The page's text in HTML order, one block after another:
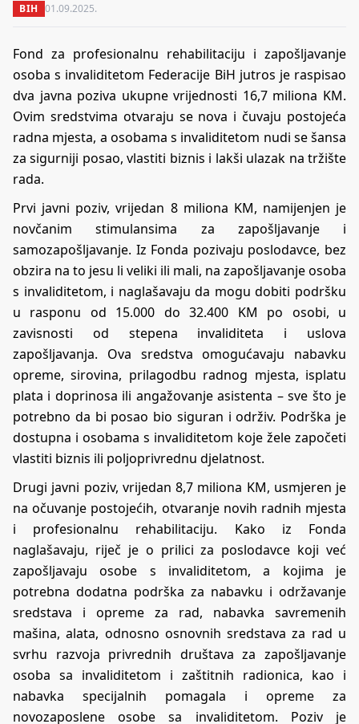
BIH 01.09.2025.
Fond za profesionalnu rehabilitaciju i zapošljavanje
osoba s invaliditetom Federacije BiH jutros je raspisao
dva javna poziva ukupne vrijednosti 16,7 miliona KM.
Ovim sredstvima otvaraju se nova i čuvaju postojeća
radna mjesta, a osobama s invaliditetom nudi se šansa
za sigurniji posao, vlastiti biznis i lakši ulazak na tržište
rada.
Prvi javni poziv, vrijedan 8 miliona KM, namijenjen je
novčanim stimulansima za zapošljavanje i
samozapošljavanje. Iz Fonda pozivaju poslodavce, bez
obzira na to jesu li veliki ili mali, na zapošljavanje osoba
s invaliditetom, i naglašavaju da mogu dobiti podršku
u rasponu od 15.000 do 32.400 KM po osobi, u
zavisnosti od stepena invaliditeta i uslova
zapošljavanja. Ova sredstva omogućavaju nabavku
opreme, sirovina, prilagodbu radnog mjesta, isplatu
plata i doprinosa ili angažovanje asistenta – sve što je
potrebno da bi posao bio siguran i održiv. Podrška je
dostupna i osobama s invaliditetom koje žele započeti
vlastiti biznis ili poljoprivrednu djelatnost.
Drugi javni poziv, vrijedan 8,7 miliona KM, usmjeren je
na očuvanje postojećih, otvaranje novih radnih mjesta
i profesionalnu rehabilitaciju. Kako iz Fonda
naglašavaju, riječ je o prilici za poslodavce koji već
zapošljavaju osobe s invaliditetom, a kojima je
potrebna dodatna podrška za nabavku i održavanje
sredstava i opreme za rad, nabavka savremenih
mašina, alata, odnosno osnovnih sredstava za rad u
svrhu razvoja privrednih društava za zapošljavanje
osoba sa invaliditetom i zaštitnih radionica, kao i
nabavka specijalnih pomagala i opreme za
novozaposlene osobe sa invaliditetom. Poziv je